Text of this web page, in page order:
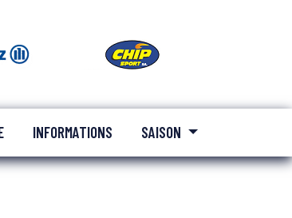
INFORMATIONS SAISON